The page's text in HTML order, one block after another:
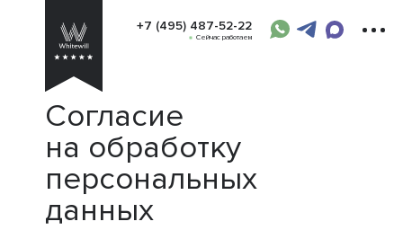
+7 (495) 487-52-22
Сейчас работаем
Согласие
на обработку
персональных
данных